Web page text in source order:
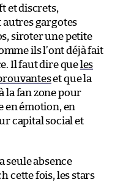
et discrets,
autres gargotes
siroter une petite
ils l’ont déjà fait
Il faut dire que les
et que la
la fan zone pour
en émotion, en
capital social et
seule absence
cette fois, les stars